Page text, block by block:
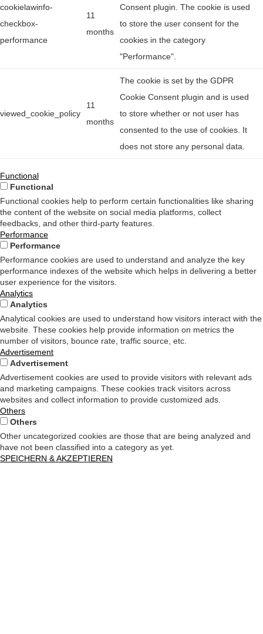
cookielawinfo-
checkbox-
performance
11
months
Consent plugin. The cookie is used
to store the user consent for the
cookies in the category
"Performance".
viewed_cookie_policy
11
months
The cookie is set by the GDPR
Cookie Consent plugin and is used
to store whether or not user has
consented to the use of cookies. It
does not store any personal data.
Functional
Functional
Functional cookies help to perform certain functionalities like sharing
the content of the website on social media platforms, collect
feedbacks, and other third-party features.
Performance
Performance
Performance cookies are used to understand and analyze the key
performance indexes of the website which helps in delivering a better
user experience for the visitors.
Analytics
Analytics
Analytical cookies are used to understand how visitors interact with the
website. These cookies help provide information on metrics the
number of visitors, bounce rate, traffic source, etc.
Advertisement
Advertisement
Advertisement cookies are used to provide visitors with relevant ads
and marketing campaigns. These cookies track visitors across
websites and collect information to provide customized ads.
Others
Others
Other uncategorized cookies are those that are being analyzed and
have not been classified into a category as yet.
SPEICHERN & AKZEPTIEREN